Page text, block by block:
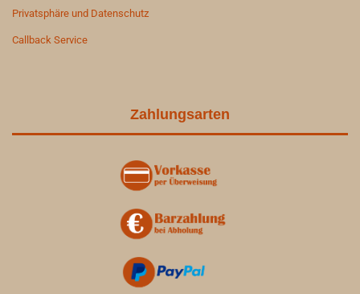
Privatsphäre und Datenschutz
Callback Service
Zahlungsarten